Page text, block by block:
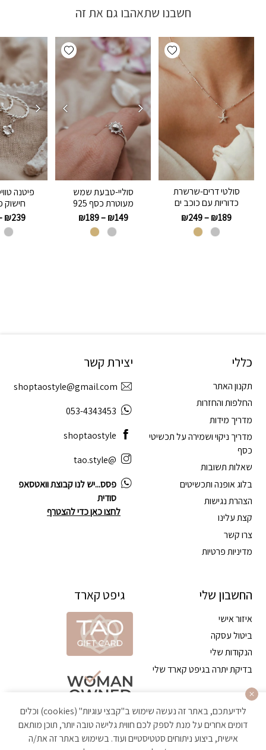
חשבנו שתאהבו גם את זה
Add wishlist
סולטי דרים-שרשרת
כדוריות עם כוכב ים
₪189
–
₪249
Add wishlist
סוליי-טבעת שמש
מעוטרת כסף 925
₪149
–
₪189
פיטנה
חישוק
₪239
כללי
תקנון האתר
החלפות והחזרות
מדריך מידות
מדריך ניקוי ושמירה על תכשיטי
כסף
שאלות תשובות
בלוג אופנה ותכשיטים
הצהרת נגישות
קצת עלינו
צרו קשר
מדיניות פרטיות
החשבון שלי
איזור אישי
ביטול עסקה
הנקודות שלי
בדיקת יתרה בגיפט קארד שלי
יצירת קשר
shoptaostyle@gmail.com
053-4343453
shoptaostyle
@tao.style
פסס...יש לנו קבוצת וואטסאפ
סודית
לחצו כאן כדי להצטרף
גיפט קארד
לידיעתכם, באתר זה נעשה שימוש ב"קבצי עוגיות" (cookies) וכלים
דומים אחרים על מנת לספק לכם חווית גלישה טובה יותר, תוכן מותאם
אישית, ביצוע ניתוחים סטטיסטיים ועוד. בשימוש באתר זה את/ה